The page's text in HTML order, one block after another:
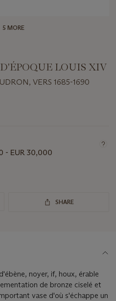
5 MORE
LOUIS XIV
VERS 1685-1690
- EUR 30,000
SHARE
noyer, if, houx, érable
de bronze ciselé et
vase d'où s'échappe un